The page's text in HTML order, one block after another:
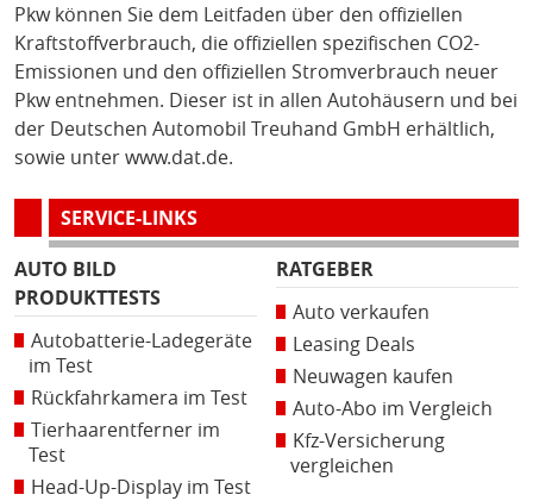
Pkw können Sie dem Leitfaden über den offiziellen
Kraftstoffverbrauch, die offiziellen spezifischen CO2-
Emissionen und den offiziellen Stromverbrauch neuer
Pkw entnehmen. Dieser ist in allen Autohäusern und bei
der Deutschen Automobil Treuhand GmbH erhältlich,
sowie unter www.dat.de.
SERVICE-LINKS
AUTO BILD
PRODUKTTESTS
Autobatterie-Ladegeräte
im Test
Rückfahrkamera im Test
Tierhaarentferner im
Test
Head-Up-Display im Test
RATGEBER
Auto verkaufen
Leasing Deals
Neuwagen kaufen
Auto-Abo im Vergleich
Kfz-Versicherung
vergleichen